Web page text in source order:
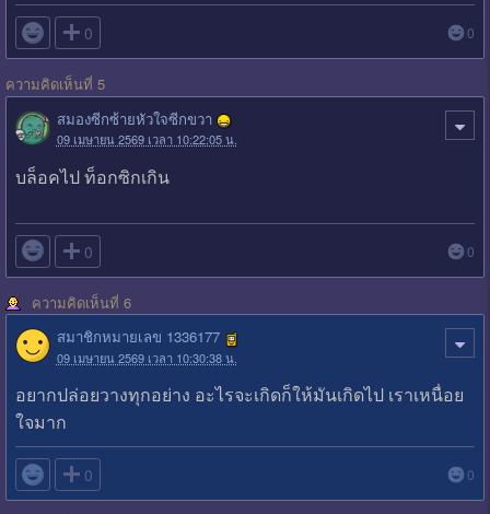
 0 0
ความคิดเห็นที่ 5
สมองซีกซ้ายหัวใจซีกขวา
09 เมษายน 2569 เวลา 10:22:05 น.
บล็อคไป ท็อกซิกเกิน
 0 0
ความคิดเห็นที่ 6
สมาชิกหมายเลข 1336177
09 เมษายน 2569 เวลา 10:30:38 น.
อยากปล่อยวางทุกอย่าง อะไรจะเกิดก็ให้มันเกิดไป เราเหนื่อย
ใจมาก
 0 0